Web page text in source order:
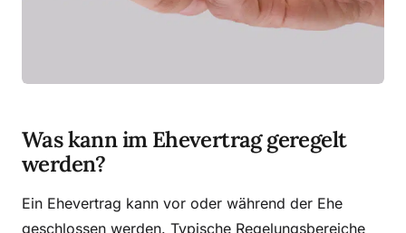
Was kann im Ehevertrag geregelt
werden?
Ein Ehevertrag kann vor oder während der Ehe
geschlossen werden. Typische Regelungsbereiche